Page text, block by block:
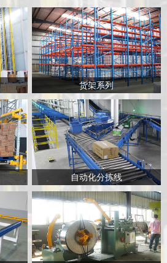
货架系列
自动化分拣线